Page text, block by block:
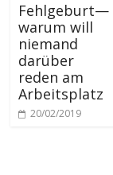
Fehlgeburt—
warum will
niemand
darüber
reden am
Arbeitsplatz
20/02/2019